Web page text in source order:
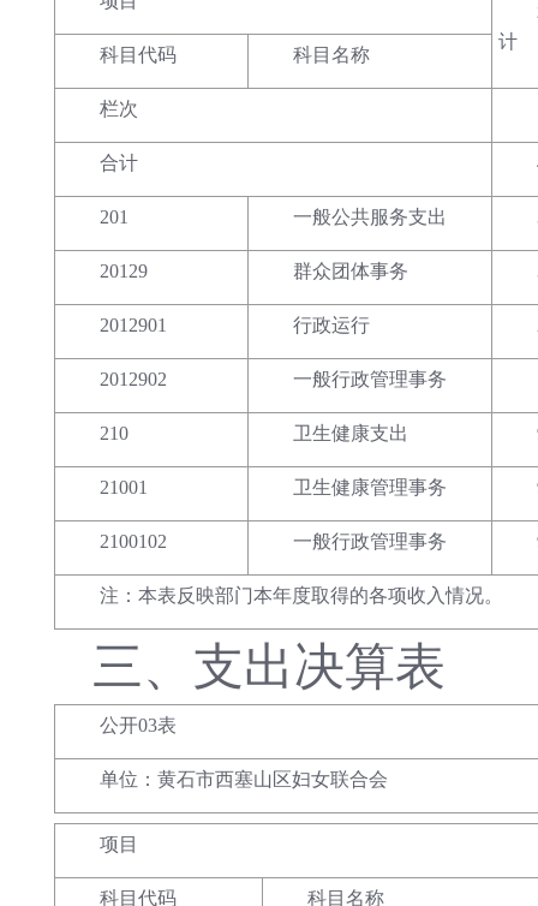
计
科目代码 科目名称
栏次
合计
201 一般公共服务支出
20129 群众团体事务
2012901 行政运行
2012902 一般行政管理事务
210 卫生健康支出
21001 卫生健康管理事务
2100102 一般行政管理事务
注：本表反映部门本年度取得的各项收入情况。
三、 支出决算表
公开03表
单位：黄石市西塞山区妇女联合会
项目
科目代码 科目名称